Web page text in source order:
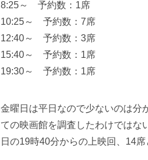
8:25～ 予約数：1席
10:25～ 予約数：7席
12:40～ 予約数：3席
15:40～ 予約数：1席
19:30～ 予約数：1席
金曜日は平日なので少ないのは分
ての映画館を調査したわけではな
日の19時40分からの上映回、14席